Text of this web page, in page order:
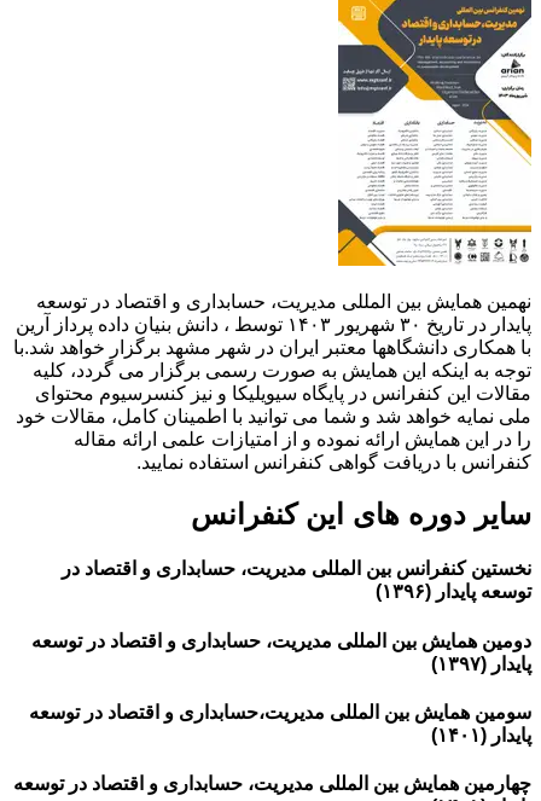
نهمین همایش بین المللی مدیریت، حسابداری و اقتصاد در توسعه
پایدار در تاریخ ۳۰ شهریور ۱۴۰۳ توسط ، دانش بنیان داده پرداز آرین
با همکاری دانشگاهها معتبر ایران در شهر مشهد برگزار خواهد شد.با
توجه به اینکه این همایش به صورت رسمی برگزار می گردد، کلیه
مقالات این کنفرانس در پایگاه سیویلیکا و نیز کنسرسیوم محتوای
ملی نمایه خواهد شد و شما می توانید با اطمینان کامل، مقالات خود
را در این همایش ارائه نموده و از امتیازات علمی ارائه مقاله
کنفرانس با دریافت گواهی کنفرانس استفاده نمایید.
سایر دوره های این کنفرانس
نخستین کنفرانس بین المللی مدیریت، حسابداری و اقتصاد در
توسعه پایدار (۱۳۹۶)
دومین همایش بین المللی مدیریت، حسابداری و اقتصاد در توسعه
پایدار (۱۳۹۷)
سومین همایش بین المللی مدیریت،حسابداری و اقتصاد در توسعه
پایدار (۱۴۰۱)
چهارمین همایش بین المللی مدیریت، حسابداری و اقتصاد در توسعه